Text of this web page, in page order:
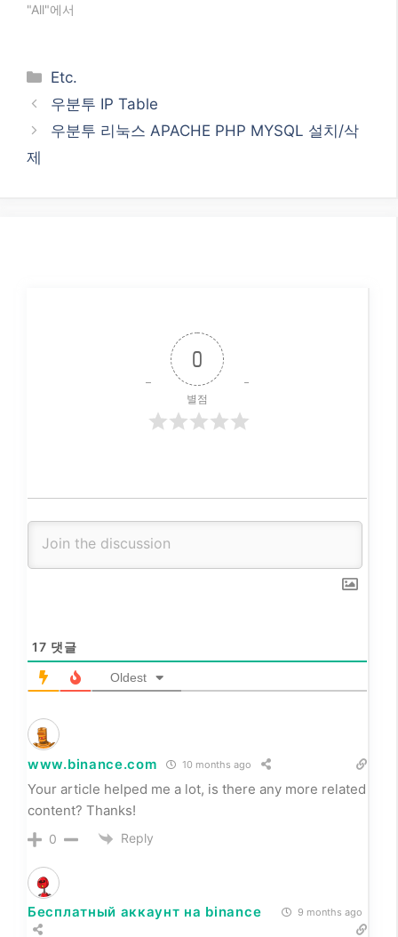
"All"에서
Categories
Etc.
우분투 IP Table
우분투 리눅스 APACHE PHP MYSQL 설치/삭
제
0
별점
17 댓글
Oldest
www.binance.com 10 months ago
Your article helped me a lot, is there any more related
content? Thanks!
0 Reply
Бесплатный аккаунт на binance 9 months ago